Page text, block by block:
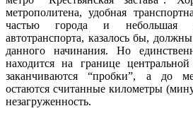
метрополитена, удобная
частью города и небольшая
автотранспорта, казалось бы,
данного начинания. Но
находится на границе
заканчиваются “пробки”, а до
остаются считанные километры
незагруженность.